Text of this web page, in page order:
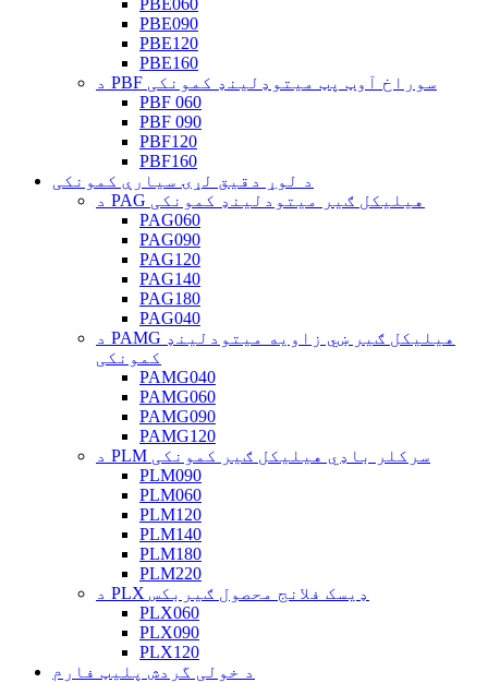
PBE090
PBE120
PBE160
د PBF سوراخ آوټ پټ میتوډلینډ کمونکی
PBF 060
PBF 090
PBF120
PBF160
د لوړ دقیق لړۍ سیارې کمونکی
د PAG هیلیکل ګیر میتودلینډ کمونکی
PAG060
PAG090
PAG120
PAG140
PAG180
PAG040
د PAMG هیلیکل ګیر ښي زاویه میتودلینډ
کمونکی
PAMG040
PAMG060
PAMG090
PAMG120
د PLM سرکلر باډي هیلیکل ګیر کمونکی
PLM090
PLM060
PLM120
PLM140
PLM180
PLM220
د PLX ډیسک فلانج محصول ګیربکس
PLX060
PLX090
PLX120
د خولی گردش پلیټ فارم